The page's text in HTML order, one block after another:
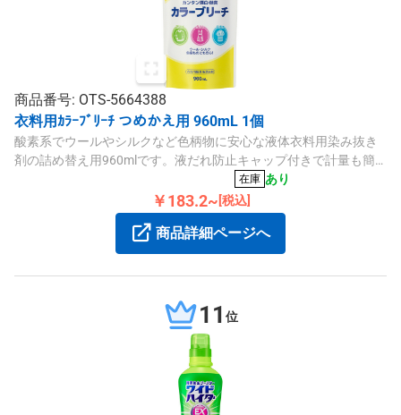
商品番号: OTS-5664388
衣料用ｶﾗｰﾌﾞﾘｰﾁ つめかえ用 960mL 1個
酸素系でウールやシルクなど色柄物に安心な液体衣料用染み抜き
剤の詰め替え用960mlです。液だれ防止キャップ付きで計量も簡
在庫 あり
￥183.2~ [税込]
商品詳細ページへ
11 位